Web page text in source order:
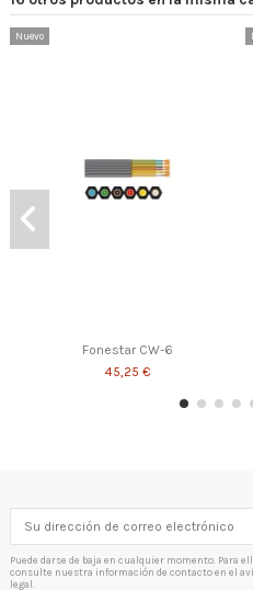
Nuevo
Fonestar CW-6
45,25 €
Puede darse de baja en cualquier momento. Para
consulte nuestra información de contacto en el
legal.